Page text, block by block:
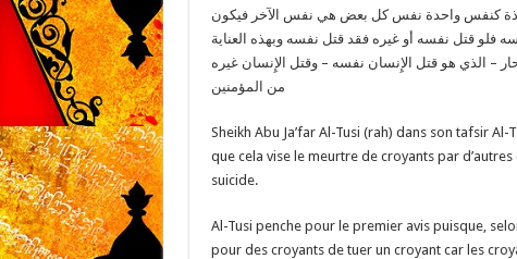
كنفس واحدة نفس كل بعض هي نفس الآخر فيكون
قتل نفسه أو غيره فقد قتل نفسه وبهذه العناية
– الذي هو قتل الإِنسان نفسه – وقتل الإِنسان غيره
من المؤمنين
Sheikh Abu Ja’far Al-Tusi (rah) dans son tafsir
que cela vise le meurtre de croyants par
suicide.
Al-Tusi penche pour le premier avis puisque,
pour des croyants de tuer un croyant car les